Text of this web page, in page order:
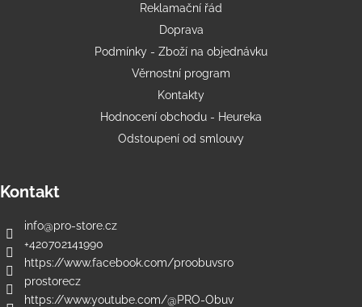
Reklamační řád
Doprava
Podmínky - Zboží na objednávku
Věrnostní program
Kontakty
Hodnocení obchodu - Heureka
Odstoupení od smlouvy
Kontakt
info@pro-store.cz
+420702141990
https://www.facebook.com/proobuvsro
prostorecz
https://www.youtube.com/@PRO-Obuv